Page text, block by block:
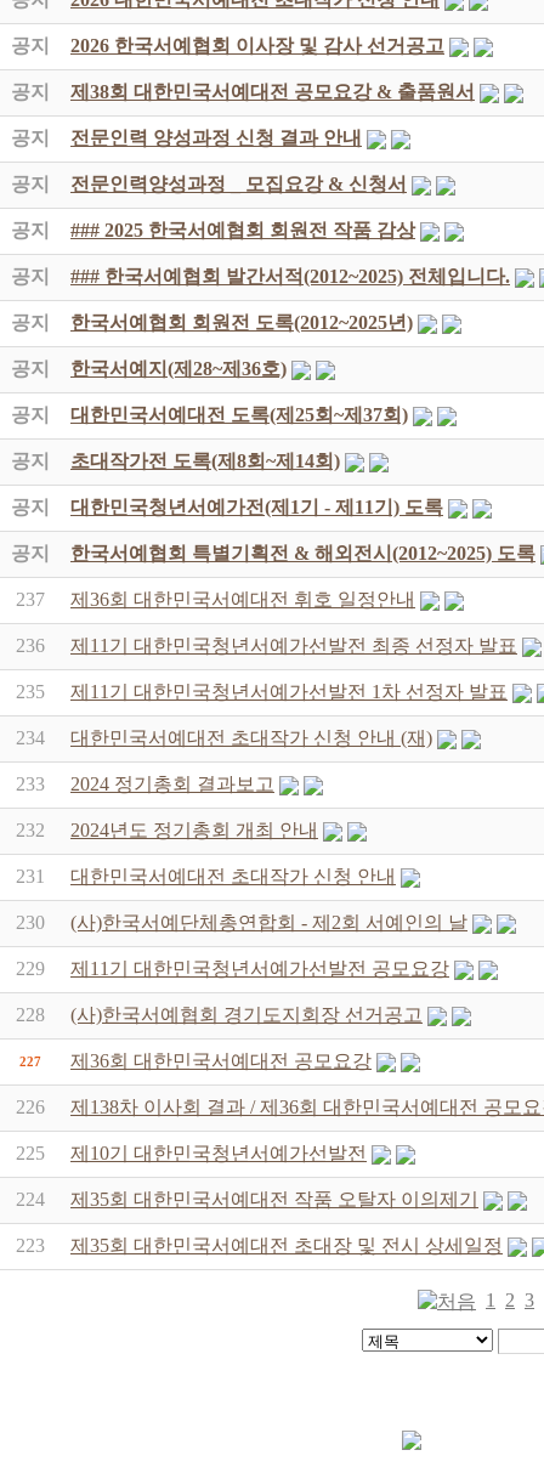
공지 2026 한국서예협회 이사장 및 감사 선거공고
공지 제38회 대한민국서예대전 공모요강 & 출품원서
공지 전문인력 양성과정 신청 결과 안내
공지 전문인력양성과정 _ 모집요강 & 신청서
공지 ### 2025 한국서예협회 회원전 작품 감상
공지 ### 한국서예협회 발간서적(2012~2025) 전체입니다.
공지 한국서예협회 회원전 도록(2012~2025년)
공지 한국서예지(제28~제36호)
공지 대한민국서예대전 도록(제25회~제37회)
공지 초대작가전 도록(제8회~제14회)
공지 대한민국청년서예가전(제1기 - 제11기) 도록
공지 한국서예협회 특별기획전 & 해외전시(2012~2025) 도록
237 제36회 대한민국서예대전 휘호 일정안내
236 제11기 대한민국청년서예가선발전 최종 선정자 발표
235 제11기 대한민국청년서예가선발전 1차 선정자 발표
234 대한민국서예대전 초대작가 신청 안내 (재)
233 2024 정기총회 결과보고
232 2024년도 정기총회 개최 안내
231 대한민국서예대전 초대작가 신청 안내
230 (사)한국서예단체총연합회 - 제2회 서예인의 날
229 제11기 대한민국청년서예가선발전 공모요강
228 (사)한국서예협회 경기도지회장 선거공고
227 제36회 대한민국서예대전 공모요강
226 제138차 이사회 결과 / 제36회 대한민국서예대전 공모
225 제10기 대한민국청년서예가선발전
224 제35회 대한민국서예대전 작품 오탈자 이의제기
223 제35회 대한민국서예대전 초대장 및 전시 상세일정
1 2 3